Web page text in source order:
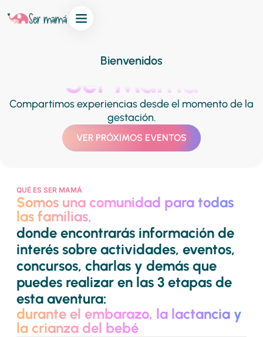
Bienvenidos
Ser Mamá
Compartimos experiencias desde el momento de la
gestación.
VER PRÓXIMOS EVENTOS
QUÉ ES SER MAMÁ
Somos una comunidad para todas
las familias,
donde encontrarás información de
interés sobre actividades, eventos,
concursos, charlas y demás que
puedes realizar en las 3 etapas de
esta aventura:
durante el embarazo, la lactancia y
la crianza del bebé